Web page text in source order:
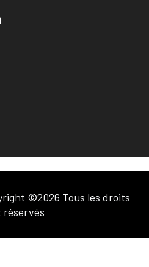
©2026 Tous les droits
réservés